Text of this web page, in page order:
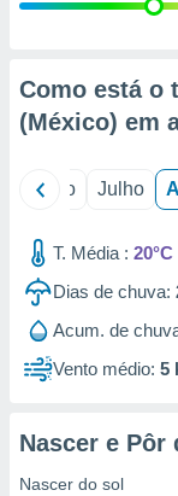
através
estudos
1199
Como está o
(México) em
Junho Julho
T. Média : 20°C
Dias de chuva:
Acum. de
Vento médio: 5
Nascer e Pôr
Nascer do sol